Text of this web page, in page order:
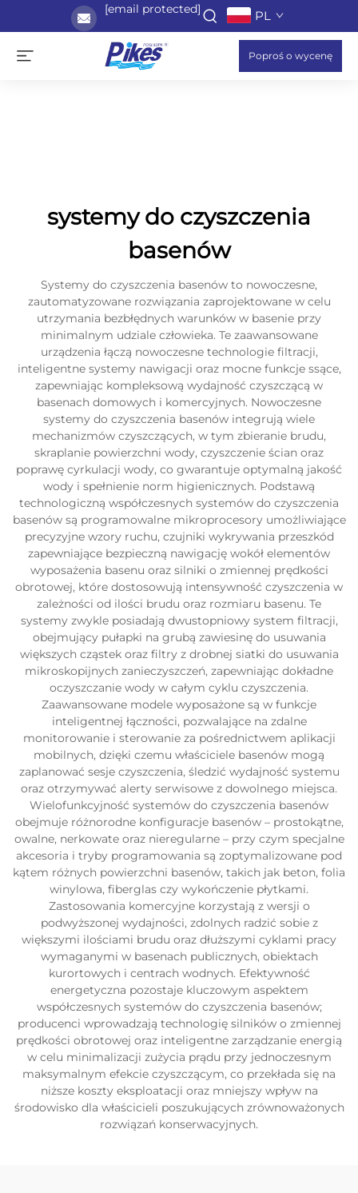
[email protected] PL
Poproś o wycenę
systemy do czyszczenia
basenów
Systemy do czyszczenia basenów to nowoczesne,
zautomatyzowane rozwiązania zaprojektowane w celu
utrzymania bezbłędnych warunków w basenie przy
minimalnym udziale człowieka. Te zaawansowane
urządzenia łączą nowoczesne technologie filtracji,
inteligentne systemy nawigacji oraz mocne funkcje ssące,
zapewniając kompleksową wydajność czyszczącą w
basenach domowych i komercyjnych. Nowoczesne
systemy do czyszczenia basenów integrują wiele
mechanizmów czyszczących, w tym zbieranie brudu,
skraplanie powierzchni wody, czyszczenie ścian oraz
poprawę cyrkulacji wody, co gwarantuje optymalną jakość
wody i spełnienie norm higienicznych. Podstawą
technologiczną współczesnych systemów do czyszczenia
basenów są programowalne mikroprocesory umożliwiające
precyzyjne wzory ruchu, czujniki wykrywania przeszkód
zapewniające bezpieczną nawigację wokół elementów
wyposażenia basenu oraz silniki o zmiennej prędkości
obrotowej, które dostosowują intensywność czyszczenia w
zależności od ilości brudu oraz rozmiaru basenu. Te
systemy zwykle posiadają dwustopniowy system filtracji,
obejmujący pułapki na grubą zawiesinę do usuwania
większych cząstek oraz filtry z drobnej siatki do usuwania
mikroskopijnych zanieczyszczeń, zapewniając dokładne
oczyszczanie wody w całym cyklu czyszczenia.
Zaawansowane modele wyposażone są w funkcje
inteligentnej łączności, pozwalające na zdalne
monitorowanie i sterowanie za pośrednictwem aplikacji
mobilnych, dzięki czemu właściciele basenów mogą
zaplanować sesje czyszczenia, śledzić wydajność systemu
oraz otrzymywać alerty serwisowe z dowolnego miejsca.
Wielofunkcyjność systemów do czyszczenia basenów
obejmuje różnorodne konfiguracje basenów – prostokątne,
owalne, nerkowate oraz nieregularne – przy czym specjalne
akcesoria i tryby programowania są zoptymalizowane pod
kątem różnych powierzchni basenów, takich jak beton, folia
winylowa, fiberglas czy wykończenie płytkami.
Zastosowania komercyjne korzystają z wersji o
podwyższonej wydajności, zdolnych radzić sobie z
większymi ilościami brudu oraz dłuższymi cyklami pracy
wymaganymi w basenach publicznych, obiektach
kurortowych i centrach wodnych. Efektywność
energetyczna pozostaje kluczowym aspektem
współczesnych systemów do czyszczenia basenów;
producenci wprowadzają technologię silników o zmiennej
prędkości obrotowej oraz inteligentne zarządzanie energią
w celu minimalizacji zużycia prądu przy jednoczesnym
maksymalnym efekcie czyszczącym, co przekłada się na
niższe koszty eksploatacji oraz mniejszy wpływ na
środowisko dla właścicieli poszukujących zrównoważonych
rozwiązań konserwacyjnych.